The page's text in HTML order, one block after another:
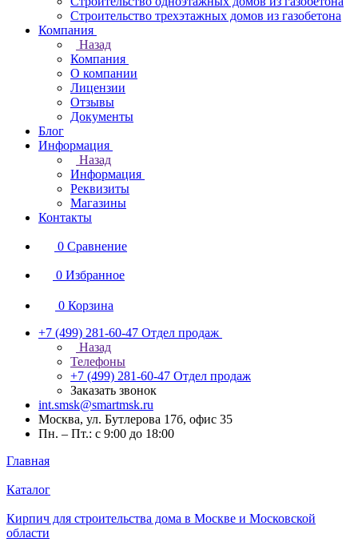
Строительство трехэтажных домов из газобетона
Компания
Назад
Компания
О компании
Лицензии
Отзывы
Документы
Блог
Информация
Назад
Информация
Реквизиты
Магазины
Контакты
0 Сравнение
0 Избранное
0 Корзина
+7 (499) 281-60-47 Отдел продаж
Назад
Телефоны
+7 (499) 281-60-47 Отдел продаж
Заказать звонок
int.smsk@smartmsk.ru
Москва, ул. Бутлерова 17б, офис 35
Пн. – Пт.: с 9:00 до 18:00
Главная
Каталог
Кирпич для строительства дома в Москве и Московской
области